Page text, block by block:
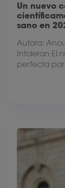
Un nuevo
sano en
Autora:
Intoleran El
perfecta